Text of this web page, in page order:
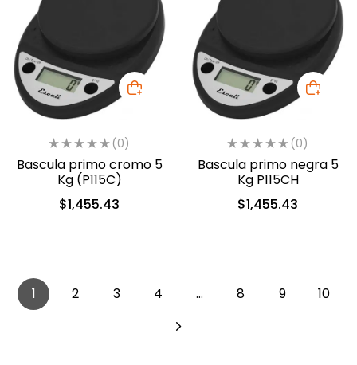
(0)
Bascula primo cromo 5
Kg (P115C)
$1,455.43
(0)
Bascula primo negra 5
Kg P115CH
$1,455.43
1 2 3 4 … 8 9 10